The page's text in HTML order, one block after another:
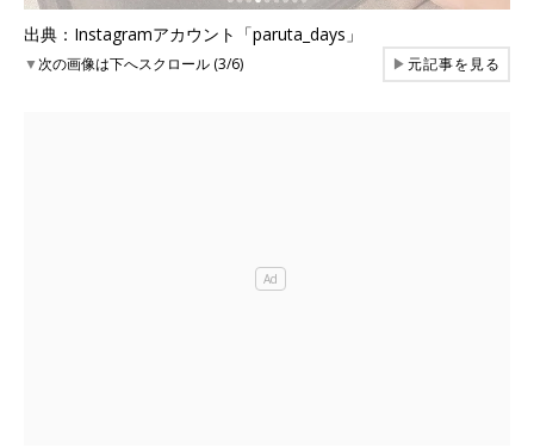
出典：Instagramアカウント「paruta_days」
▼次の画像は下へスクロール (3/6) ▶元記事を見る